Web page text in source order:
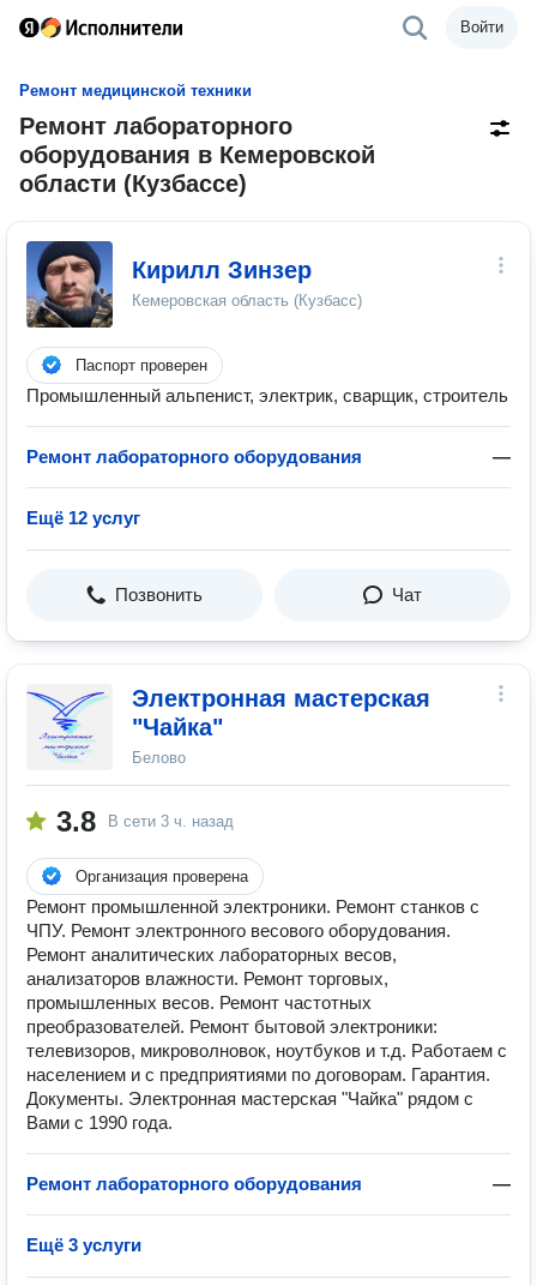
Войти
Ремонт медицинской техники
Ремонт лабораторного
оборудования в Кемеровской
области (Кузбассе)
Кирилл Зинзер
Кемеровская область (Кузбасс)
Паспорт проверен
Промышленный альпенист, электрик, сварщик, строитель
Ремонт лабораторного оборудования —
Ещё 12 услуг
Позвонить Чат
Электронная мастерская
"Чайка"
Белово
3.8 В сети 3 ч. назад
Организация проверена
Ремонт промышленной электроники. Ремонт станков с
ЧПУ. Ремонт электронного весового оборудования.
Ремонт аналитических лабораторных весов,
анализаторов влажности. Ремонт торговых,
промышленных весов. Ремонт частотных
преобразователей. Ремонт бытовой электроники:
телевизоров, микроволновок, ноутбуков и т.д. Работаем с
населением и с предприятиями по договорам. Гарантия.
Документы. Электронная мастерская "Чайка" рядом с
Вами с 1990 года.
Ремонт лабораторного оборудования —
Ещё 3 услуги